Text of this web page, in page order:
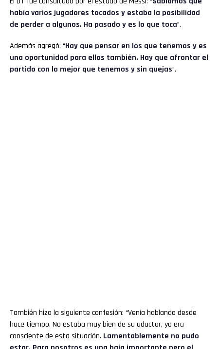
había varios jugadores tocados y estaba la posibilidad
de perder a algunos. Ha pasado y es lo que toca”.
Además agregó: “Hay que pensar en los que tenemos y es
una oportunidad para ellos también. Hay que afrontar el
partido con lo mejor que tenemos y sin quejas”.
También hizo la siguiente confesión: “Venía hablando desde
hace tiempo. No estaba muy bien de su aductor, yo era
consciente de esta situación. Lamentablemente no pudo